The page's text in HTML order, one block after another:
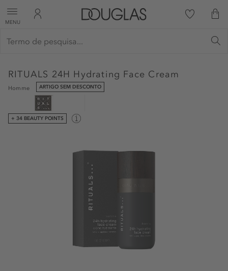
MENU
RITUALS 24H Hydrating Face Cream
Homme ARTIGO SEM DESCONTO
+ 34 BEAUTY POINTS